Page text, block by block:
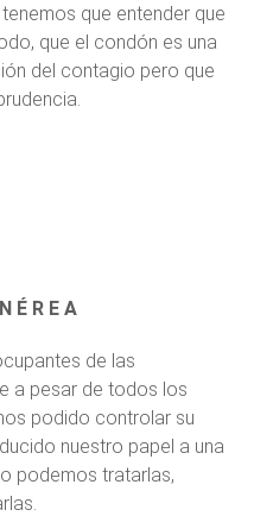
que entender que
que el condón es una
del contagio pero que
É R E A
de las
a pesar de todos los
podido controlar su
nuestro papel a una
podemos tratarlas,